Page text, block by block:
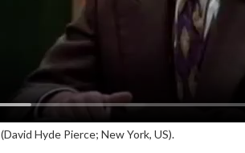
(David Hyde Pierce; New York, US).